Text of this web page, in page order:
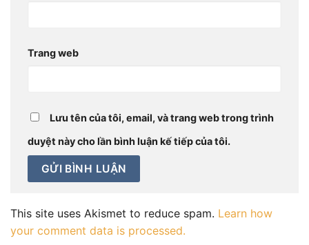
Trang web
Lưu tên của tôi, email, và trang web trong trình
duyệt này cho lần bình luận kế tiếp của tôi.
This site uses Akismet to reduce spam. Learn how
your comment data is processed.